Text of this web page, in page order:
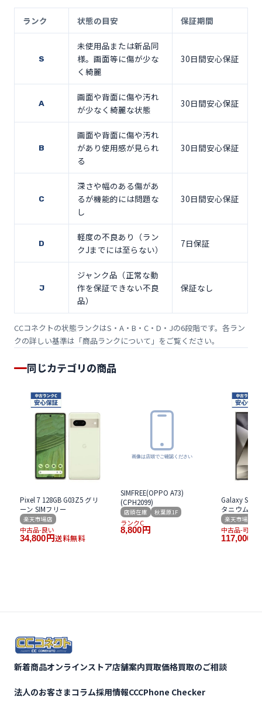
ランク 状態の目安 保証期間
S
未使用品または新品同
様。画面等に傷が少な
く綺麗
30日間安心保証
A
画面や背面に傷や汚れ
が少なく綺麗な状態
30日間安心保証
B
画面や背面に傷や汚れ
があり使用感が見られ
る
30日間安心保証
C
深さや幅のある傷があ
るが機能的には問題な
し
30日間安心保証
D
軽度の不良あり（ラン
クJまでには至らない）
7日保証
J
ジャンク品（正常な動
作を保証できない不良
品）
保証なし
CCコネクトの状態ランクはS・A・B・C・D・Jの6段階です。各ラン
クの詳しい基準は「商品ランクについて 」をご覧ください。
同じカテゴリの商品
Pixel 7 128GB G03Z5 グリ
ーン SIMフリー
楽天市場店
中古品-良い
34,800 円送料無料
SIMFREE(OPPO A73)
(CPH2099)
店頭在庫 秋葉原1F
ランクC
8,800 円
Galaxy S24
タニウム グ
楽天市場店
中古品-可
117,000
新着商品オンラインストア店舗案内買取価格買取のご相談
法人のお客さまコラム採用情報CCCPhone Checker